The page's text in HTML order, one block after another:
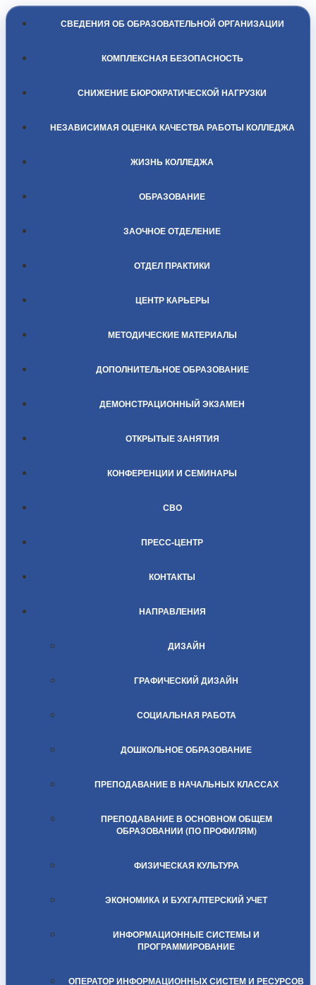
СВЕДЕНИЯ ОБ ОБРАЗОВАТЕЛЬНОЙ ОРГАНИЗАЦИИ
КОМПЛЕКСНАЯ БЕЗОПАСНОСТЬ
СНИЖЕНИЕ БЮРОКРАТИЧЕСКОЙ НАГРУЗКИ
НЕЗАВИСИМАЯ ОЦЕНКА КАЧЕСТВА РАБОТЫ КОЛЛЕДЖА
ЖИЗНЬ КОЛЛЕДЖА
ОБРАЗОВАНИЕ
ЗАОЧНОЕ ОТДЕЛЕНИЕ
ОТДЕЛ ПРАКТИКИ
ЦЕНТР КАРЬЕРЫ
МЕТОДИЧЕСКИЕ МАТЕРИАЛЫ
ДОПОЛНИТЕЛЬНОЕ ОБРАЗОВАНИЕ
ДЕМОНСТРАЦИОННЫЙ ЭКЗАМЕН
ОТКРЫТЫЕ ЗАНЯТИЯ
КОНФЕРЕНЦИИ И СЕМИНАРЫ
СВО
ПРЕСС-ЦЕНТР
КОНТАКТЫ
НАПРАВЛЕНИЯ
ДИЗАЙН
ГРАФИЧЕСКИЙ ДИЗАЙН
СОЦИАЛЬНАЯ РАБОТА
ДОШКОЛЬНОЕ ОБРАЗОВАНИЕ
ПРЕПОДАВАНИЕ В НАЧАЛЬНЫХ КЛАССАХ
ПРЕПОДАВАНИЕ В ОСНОВНОМ ОБЩЕМ
ОБРАЗОВАНИИ (ПО ПРОФИЛЯМ)
ФИЗИЧЕСКАЯ КУЛЬТУРА
ЭКОНОМИКА И БУХГАЛТЕРСКИЙ УЧЕТ
ИНФОРМАЦИОННЫЕ СИСТЕМЫ И
ПРОГРАММИРОВАНИЕ
ОПЕРАТОР ИНФОРМАЦИОННЫХ СИСТЕМ И РЕСУРСОВ